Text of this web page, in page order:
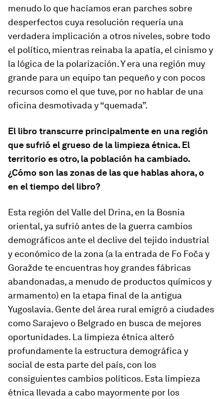
menudo lo que hacíamos eran parches sobre
desperfectos cuya resolución requería una
verdadera implicación a otros niveles, sobre todo
el político, mientras reinaba la apatía, el cinismo y
la lógica de la polarización. Y era una región muy
grande para un equipo tan pequeño y con pocos
recursos como el que tuve, por no hablar de una
oficina desmotivada y “quemada”.
El libro transcurre principalmente en una región
que sufrió el grueso de la limpieza étnica. El
territorio es otro, la población ha cambiado.
¿Cómo son las zonas de las que hablas ahora, o
en el tiempo del libro?
Esta región del Valle del Drina, en la Bosnia
oriental, ya sufrió antes de la guerra cambios
demográficos ante el declive del tejido industrial
y económico de la zona (a la entrada de Fo Foča y
Goražde te encuentras hoy grandes fábricas
abandonadas, a menudo de productos químicos y
armamento) en la etapa final de la antigua
Yugoslavia. Gente del área rural emigró a ciudades
como Sarajevo o Belgrado en busca de mejores
oportunidades. La limpieza étnica alteró
profundamente la estructura demográfica y
social de esta parte del país, con los
consiguientes cambios políticos. Esta limpieza
étnica llevada a cabo mayormente por los